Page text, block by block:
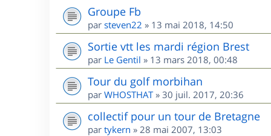
Groupe Fb
par steven22 » 13 mai 2018, 14:50
Sortie vtt les mardi région Brest
par Le Gentil » 13 mars 2018, 00:48
Tour du golf morbihan
par WHOSTHAT» 30 juil. 2017, 20:36
collectif pour un tour de Bretagne
par tykern » 28 mai 2007, 13:03